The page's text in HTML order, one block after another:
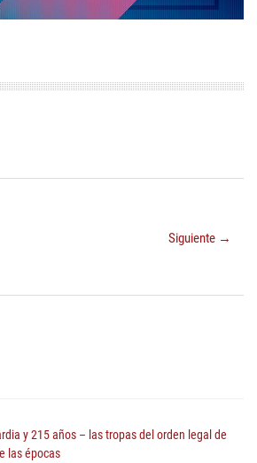
Siguiente →
y 215 años – las tropas del orden legal de
las épocas